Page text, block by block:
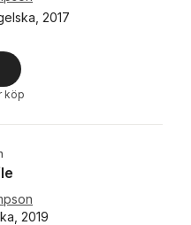
2017
köp
2019